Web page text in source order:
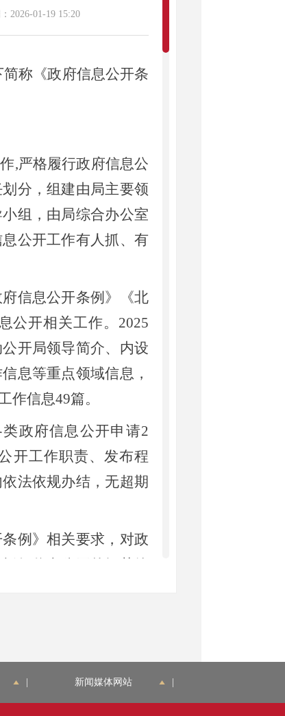
2026-01-19 15:20
称《政府信息公开条
,严格履行政府信息公
分，组建由局主要领
组，由局综合办公室
公开工作有人抓、有
信息公开条例》《北
公开相关工作。2025
开局领导简介、内设
息等重点领域信息，
作信息49篇。
政府信息公开申请2
开工作职责、发布程
法依规办结，无超期
例》相关要求，对政
账号建设，责成专
新闻媒体网站